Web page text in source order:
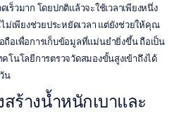
ร็วมาก โดยปกติแล้วจะใช้เวลาเพียงหนึ่ง
ม่เพียงช่วยประหยัดเวลา แต่ยังช่วยให้คุณ
อเพื่อการเก็บข้อมูลที่แม่นยำยิ่งขึ้น ถือเป็น
โนโลยีการตรวจวัดสมองขั้นสูงเข้าถึงได้
น
ร้างน้ำหนักเบาและ